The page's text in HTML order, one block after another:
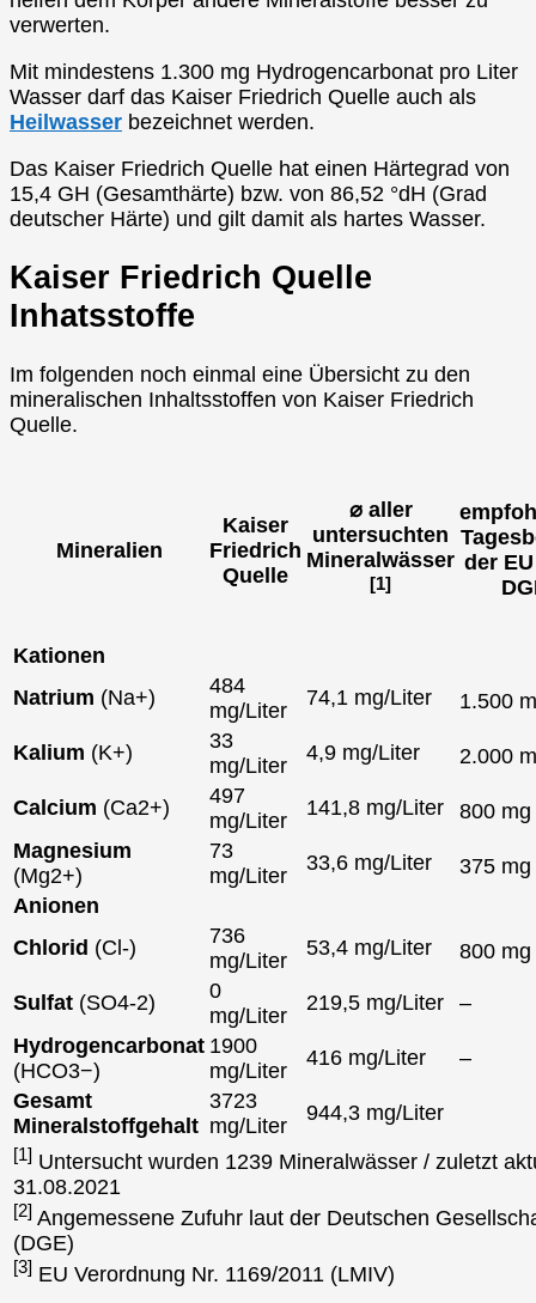
verwerten.
Mit mindestens 1.300 mg Hydrogencarbonat pro Liter
Wasser darf das Kaiser Friedrich Quelle auch als
Heilwasser bezeichnet werden.
Das Kaiser Friedrich Quelle hat einen Härtegrad von
15,4 GH (Gesamthärte) bzw. von 86,52 °dH (Grad
deutscher Härte) und gilt damit als hartes Wasser.
Kaiser Friedrich Quelle
Inhatsstoffe
Im folgenden noch einmal eine Übersicht zu den
mineralischen Inhaltsstoffen von Kaiser Friedrich
Quelle.
Mineralien
Kaiser
Friedrich
Quelle
⌀ aller
untersuchten
Mineralwässer
[1]
der
Kationen
Natrium (Na+)
484
mg/Liter
74,1 mg/Liter 1.500
Kalium (K+)
33
mg/Liter
4,9 mg/Liter 2.000
Calcium (Ca2+)
497
mg/Liter
141,8 mg/Liter
800 mg
Magnesium
(Mg2+)
73
mg/Liter
33,6 mg/Liter
375 mg
Anionen
Chlorid (Cl-)
736
mg/Liter
53,4 mg/Liter 800 mg
Sulfat (SO4-2)
0
mg/Liter
219,5 mg/Liter
–
Hydrogencarbonat
(HCO3−)
1900
mg/Liter
416 mg/Liter
–
Gesamt
Mineralstoffgehalt
3723
mg/Liter
944,3 mg/Liter
[1] Untersucht wurden 1239 Mineralwässer / zuletzt
31.08.2021
[2] Angemessene Zufuhr laut der Deutschen
(DGE)
[3] EU Verordnung Nr. 1169/2011 (LMIV)